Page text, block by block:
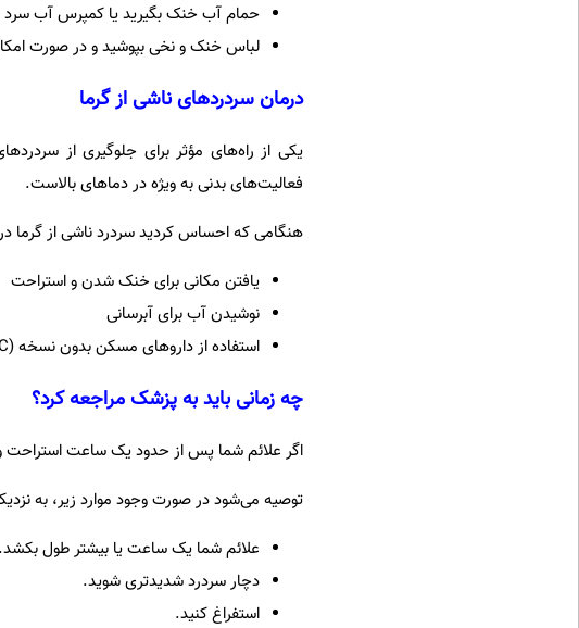
حمام آب خنک بگیرید یا کمپرس آب سرد
لباس خنک و نخی بپوشید و در صورت
درمان سردردهای ناشی از گرما
یکی از راه‌های مؤثر برای جلوگیری از
فعالیت‌های بدنی به ویژه در دماهای بالاست.
هنگامی که احساس کردید سردرد ناشی از گرما در
یافتن مکانی برای خنک شدن و استراحت
نوشیدن آب برای آبرسانی
استفاده از داروهای مسکن بدون نسخه (OTC) (مانند ایبوپروفن یا استامینوفن)
چه زمانی باید به پزشک مراجعه کرد؟
اگر علائم شما پس از حدود یک ساعت استراحت
توصیه می‌شود در صورت وجود موارد زیر، به
علائم شما یک ساعت یا بیشتر طول بکشد.
دچار سردرد شدیدتری شوید.
استفراغ کنید.